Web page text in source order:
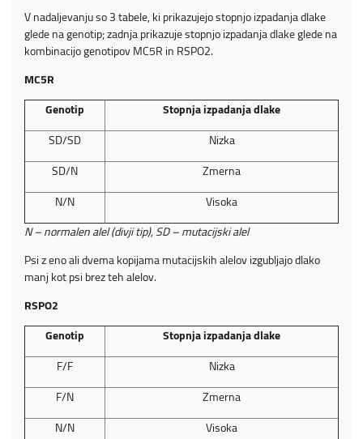
V nadaljevanju so 3 tabele, ki prikazujejo stopnjo izpadanja dlake
glede na genotip; zadnja prikazuje stopnjo izpadanja dlake glede na
kombinacijo genotipov MC5R in RSPO2.
MC5R
Genotip
Stopnja izpadanja dlake
SD/SD
Nizka
SD/N
Zmerna
N/N
Visoka
N – normalen alel (divji tip), SD – mutacijski alel
Psi z eno ali dvema kopijama mutacijskih alelov izgubljajo dlako
manj kot psi brez teh alelov.
RSPO2
Genotip
Stopnja izpadanja dlake
F/F
Nizka
F/N
Zmerna
N/N
Visoka